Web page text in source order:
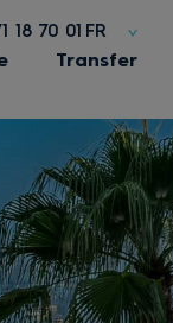
18 70 01 FR
Transfer